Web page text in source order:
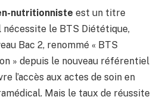
nutritionniste est un titre
nécessite le BTS Diététique,
Bac 2, renommé « BTS
» depuis le nouveau référentiel
l’accès aux actes de soin en
Mais le taux de réussite